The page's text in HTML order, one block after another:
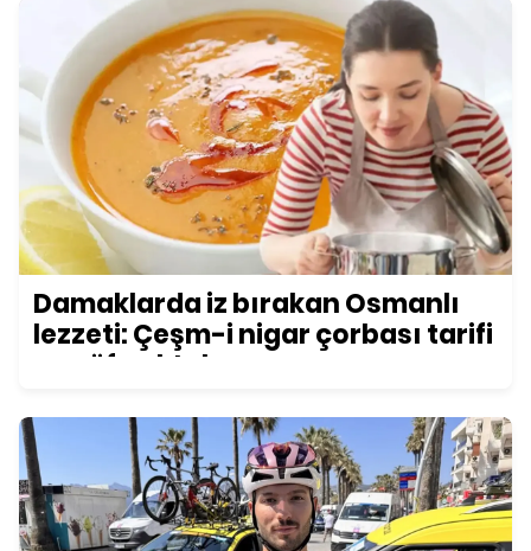
Damaklarda iz bırakan Osmanlı
lezzeti: Çeşm-i nigar çorbası tarifi
ve püf noktaları